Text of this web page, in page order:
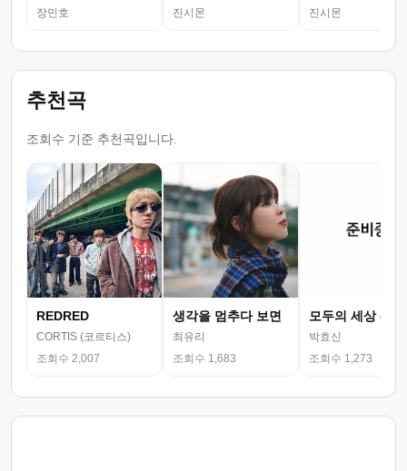
장민호 진시몬 진시몬
추천곡
조회수 기준 추천곡입니다.
REDRED
CORTIS (코르티스)
조회수 2,007
생각을 멈추다 보면
최유리
조회수 1,683
모두의 세상 (뮤
박효신
조회수 1,273